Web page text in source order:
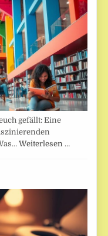
gefällt: Eine
Weiterlesen …